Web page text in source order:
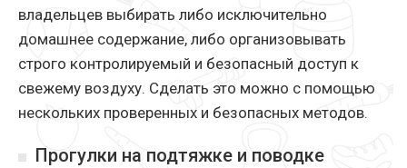
владельцев выбирать либо исключительно
домашнее содержание, либо организовывать
строго контролируемый и безопасный доступ к
свежему воздуху. Сделать это можно с помощью
нескольких проверенных и безопасных методов.
Прогулки на подтяжке и поводке